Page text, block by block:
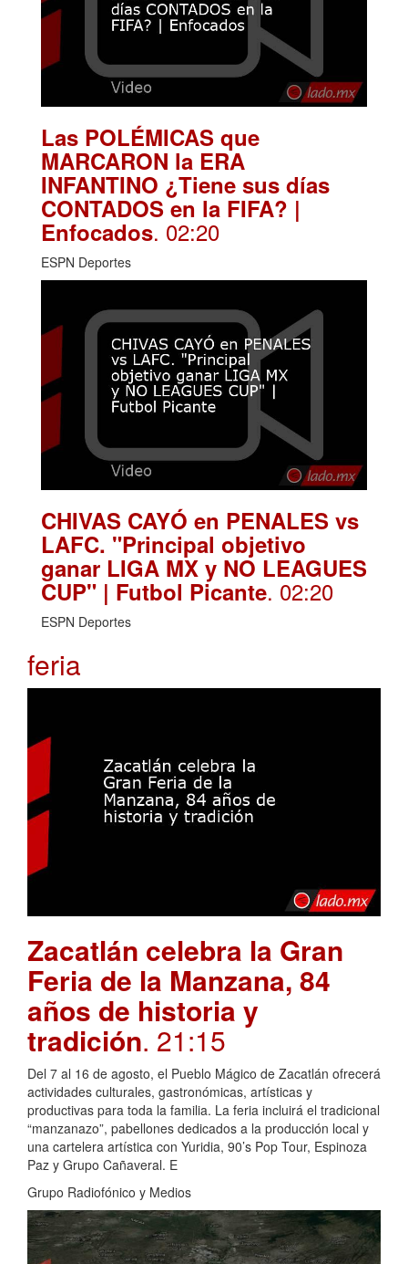
Las POLÉMICAS que
MARCARON la ERA
INFANTINO ¿Tiene sus días
CONTADOS en la FIFA? |
Enfocados. 02:20
ESPN Deportes
CHIVAS CAYÓ en PENALES vs
LAFC. "Principal objetivo
ganar LIGA MX y NO LEAGUES
CUP" | Futbol Picante. 02:20
ESPN Deportes
feria
Zacatlán celebra la Gran
Feria de la Manzana, 84
años de historia y
tradición. 21:15
Del 7 al 16 de agosto, el Pueblo Mágico de Zacatlán ofrecerá
actividades culturales, gastronómicas, artísticas y
productivas para toda la familia. La feria incluirá el tradicional
“manzanazo”, pabellones dedicados a la producción local y
una cartelera artística con Yuridia, 90’s Pop Tour, Espinoza
Paz y Grupo Cañaveral. E
Grupo Radiofónico y Medios